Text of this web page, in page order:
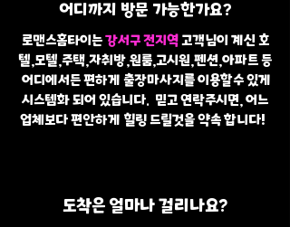
어디까지 방문 가능한가요?
로맨스홈타이는강서구 전지역고객님이 계신 호
텔,모텔,주택,자취방,원룸,고시원,펜션,아파트 등
어디에서든 편하게 출장마사지를 이용할수 있게
시스템화 되어 있습니다. 믿고 연락주시면, 어느
업체보다 편안하게 힐링 드릴것을 약속 합니다!
도착은 얼마나 걸리나요?